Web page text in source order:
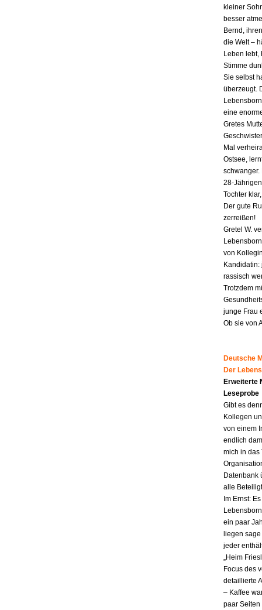
kleiner
besser
Bernd,
die Welt –
Leben lebt,
Stimme
Sie selbst
überzeugt.
eine
Gretes
Mal
Ostsee,
schwanger.
28-
Tochter
Der gute
zerreißen!
Gretel W.
von
rassisch
Trotzdem
junge Frau
Ob sie von
Deutsche
Der
Erweiterte
Leseprobe
Gibt es
Kollegen
von einem
endlich
mich in das
Datenbank
alle
Im Ernst:
ein paar
liegen
jeder
„Heim
Focus des
detaillierte
– Kaffee
paar